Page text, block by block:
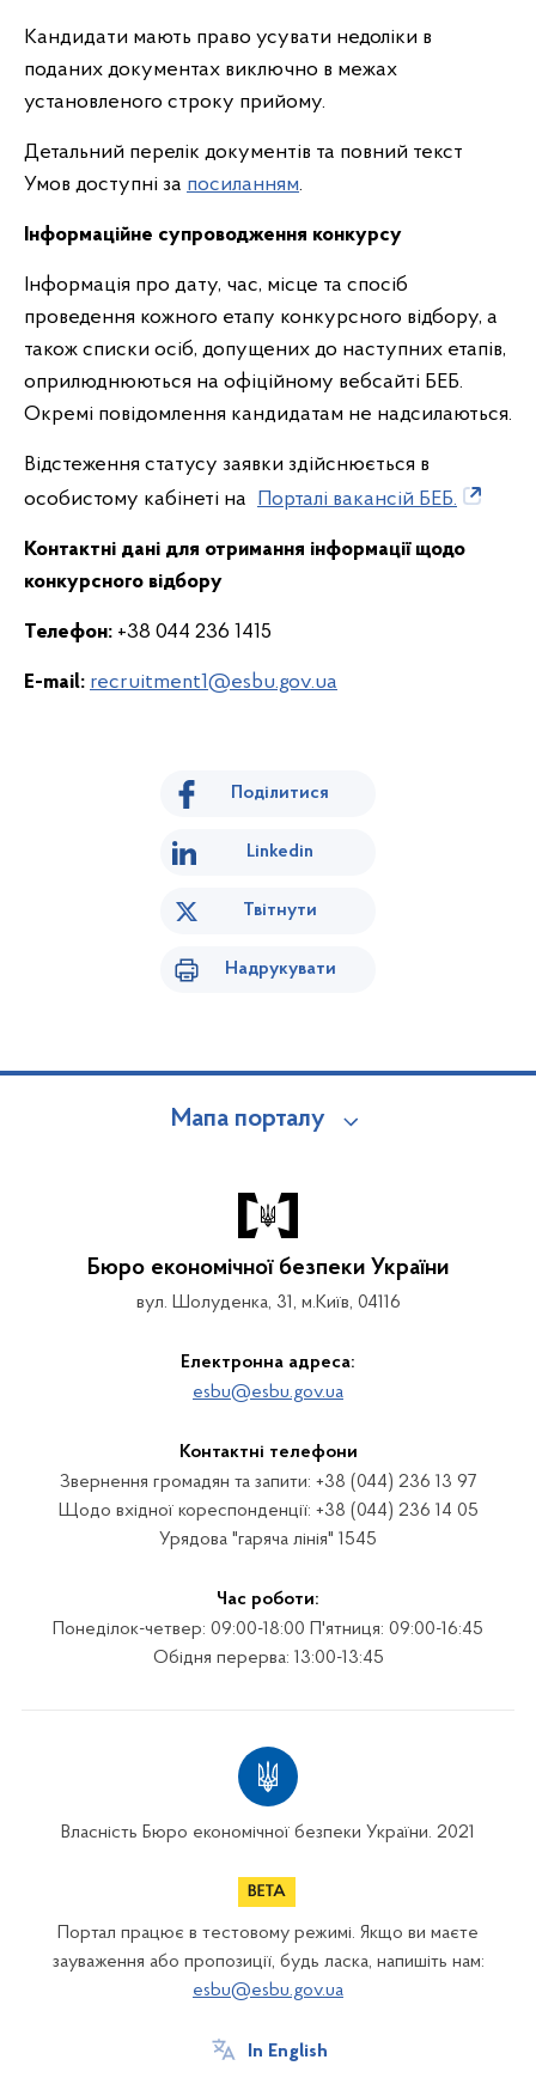
Кандидати мають право усувати недоліки в
поданих документах виключно в межах
установленого строку прийому.
Детальний перелік документів та повний текст
Умов доступні за посиланням.
Інформаційне супроводження конкурсу
Інформація про дату, час, місце та спосіб
проведення кожного етапу конкурсного відбору, а
також списки осіб, допущених до наступних етапів,
оприлюднюються на офіційному вебсайті БЕБ.
Окремі повідомлення кандидатам не надсилаються.
Відстеження статусу заявки здійснюється в
особистому кабінеті на Порталі вакансій БЕБ.
Контактні дані для отримання інформації щодо
конкурсного відбору
Телефон: +38 044 236 1415
E-mail: recruitment1@esbu.gov.ua
Поділитися
Linkedin
Твітнути
Надрукувати
Мапа порталу
Бюро економічної безпеки України
вул. Шолуденка, 31, м.Київ, 04116
Електронна адреса:
esbu@esbu.gov.ua
Контактні телефони
Звернення громадян та запити: +38 (044) 236 13 97
Щодо вхідної кореспонденції: +38 (044) 236 14 05
Урядова "гаряча лінія" 1545
Час роботи:
Понеділок-четвер: 09:00-18:00 П'ятниця: 09:00-16:45
Обідня перерва: 13:00-13:45
Власність Бюро економічної безпеки України. 2021
Портал працює в тестовому режимі. Якщо ви маєте
зауваження або пропозиції, будь ласка, напишіть нам:
esbu@esbu.gov.ua
In English